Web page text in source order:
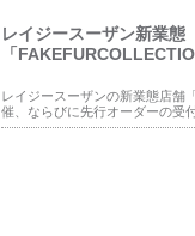
レイジースーザン新業態
「
レイジースーザンの新業態店舗
催、ならびに先行オーダーの受